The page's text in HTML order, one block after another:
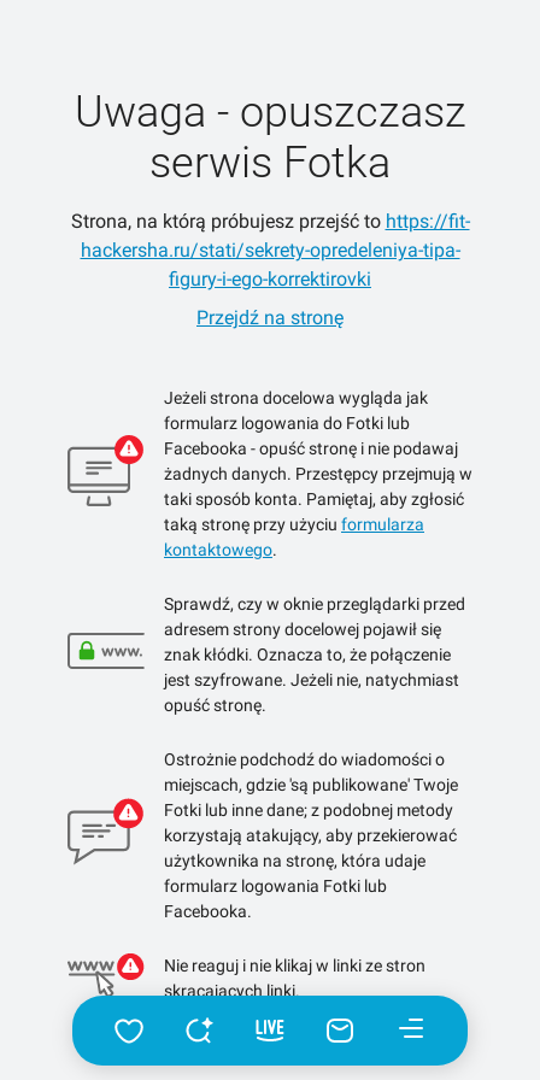
Uwaga - opuszczasz
serwis Fotka
Strona, na którą próbujesz przejść to https://fit-
hackersha.ru/stati/sekrety-opredeleniya-tipa-
figury-i-ego-korrektirovki
Przejdź na stronę
Jeżeli strona docelowa wygląda jak
formularz logowania do Fotki lub
Facebooka - opuść stronę i nie podawaj
żadnych danych. Przestępcy przejmują w
taki sposób konta. Pamiętaj, aby zgłosić
taką stronę przy użyciu formularza
kontaktowego.
Sprawdź, czy w oknie przeglądarki przed
adresem strony docelowej pojawił się
znak kłódki. Oznacza to, że połączenie
jest szyfrowane. Jeżeli nie, natychmiast
opuść stronę.
Ostrożnie podchodź do wiadomości o
miejscach, gdzie 'są publikowane' Twoje
Fotki lub inne dane; z podobnej metody
korzystają atakujący, aby przekierować
użytkownika na stronę, która udaje
formularz logowania Fotki lub
Facebooka.
Nie reaguj i nie klikaj w linki ze stron
skracających linki.